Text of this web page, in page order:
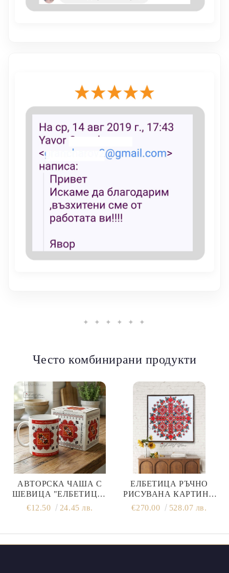
✦ ✦ ✦ ✦ ✦ ✦
Често комбинирани продукти
АВТОРСКА ЧАША С
ШЕВИЦА "ЕЛБЕТИЦА"
(МОДЕЛ NO2) – ЗНАК ЗА
€12.50 24.45 лв.
ЕЛБЕТИЦА РЪЧНО
РИСУВАНА КАРТИНА
ЗА СТЕНА
€270.00 528.07 лв.